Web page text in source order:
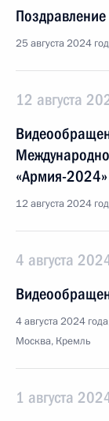
25 августа 2024
12 августа
«Армия-2024»
12 августа 2024
4 августа
4 августа 2024
Москва, Кремль
1 августа